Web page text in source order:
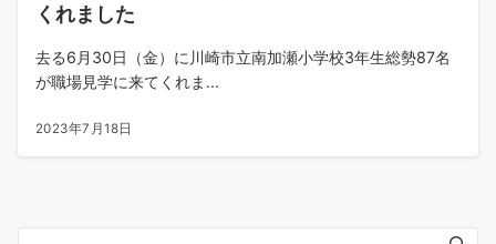
くれました
去る6月30日（金）に川崎市立南加瀬小学校3年生総勢87名
が職場見学に来てくれま...
2023年7月18日